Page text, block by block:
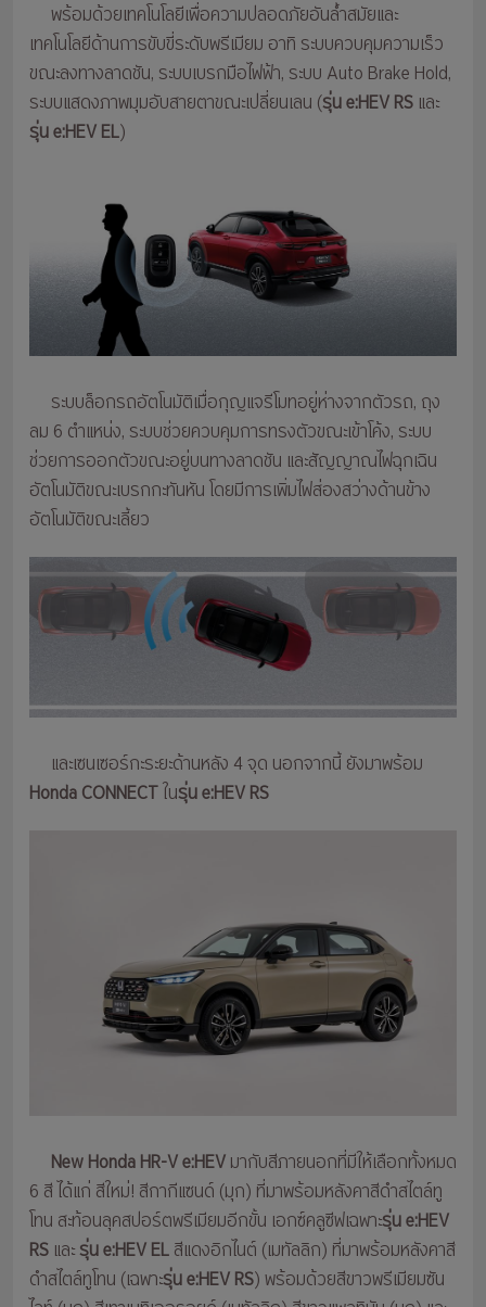
พร้อมด้วยเทคโนโลยีเพื่อความปลอดภัยอันล้ำสมัยและ
เทคโนโลยีด้านการขับขี่ระดับพรีเมียม อาทิ ระบบควบคุมความเร็ว
ขณะลงทางลาดชัน, ระบบเบรกมือไฟฟ้า, ระบบ Auto Brake Hold,
ระบบแสดงภาพมุมอับสายตาขณะเปลี่ยนเลน (รุ่น e:HEV RS และ
รุ่น e:HEV EL)
ระบบล็อกรถอัตโนมัติเมื่อกุญแจรีโมทอยู่ห่างจากตัวรถ, ถุง
ลม 6 ตำแหน่ง, ระบบช่วยควบคุมการทรงตัวขณะเข้าโค้ง, ระบบ
ช่วยการออกตัวขณะอยู่บนทางลาดชัน และสัญญาณไฟฉุกเฉิน
อัตโนมัติขณะเบรกกะทันหัน โดยมีการเพิ่มไฟส่องสว่างด้านข้าง
อัตโนมัติขณะเลี้ยว
และเซนเซอร์กะระยะด้านหลัง 4 จุด นอกจากนี้ ยังมาพร้อม
Honda CONNECT ในรุ่น e:HEV RS
New Honda HR-V e:HEVมากับสีภายนอกที่มีให้เลือกทั้งหมด
6 สี ได้แก่ สีใหม่! สีกากีแซนด์ (มุก) ที่มาพร้อมหลังคาสีดำสไตล์ทู
โทน สะท้อนลุคสปอร์ตพรีเมียมอีกขั้น เอกซ์คลูซีฟเฉพาะรุ่น e:HEV
RS และรุ่น e:HEV ELสีแดงอิกไนต์ (เมทัลลิก) ที่มาพร้อมหลังคาสี
ดำสไตล์ทูโทน (เฉพาะรุ่น e:HEV RS) พร้อมด้วยสีขาวพรีเมียมซัน